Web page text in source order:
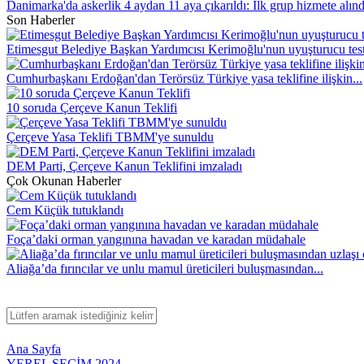
Danimarka'da askerlik 4 aydan 11 aya çıkarıldı: İlk grup hizmete
Son Haberler
Etimesgut Belediye Başkan Yardımcısı Kerimoğlu'nun uyuşturucu
Cumhurbaşkanı Erdoğan'dan Terörsüz Türkiye yasa teklifine ilişkin...
10 soruda Çerçeve Kanun Teklifi
Çerçeve Yasa Teklifi TBMM'ye sunuldu
DEM Parti, Çerçeve Kanun Teklifini imzaladı
Çok Okunan Haberler
Cem Küçük tutuklandı
Foça’daki orman yangınına havadan ve karadan müdahale
Aliağa’da fırıncılar ve unlu mamul üreticileri buluşmasından...
Ana Sayfa